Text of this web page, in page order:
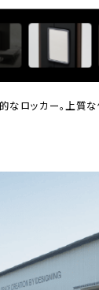
ロッカー。上質な